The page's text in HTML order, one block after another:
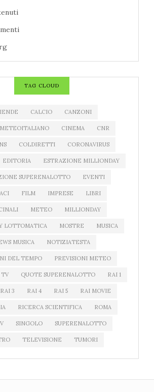
TAG CLOUD
CALCIO CANZONI
CINEMA CNR
COLDIRETTI CORONAVIRUS
EDITORIA ESTRAZIONE MILLIONDAY
SUPERENALOTTO EVENTI
FILM IMPRESE LIBRI
METEO MILLIONDAY
LOTTOMATICA MOSTRE MUSICA
MUSICA NOTIZIATESTA
DEL TEMPO PREVISIONI METEO
TV QUOTE SUPERENALOTTO RAI 1
RAI 3 RAI 4 RAI 5 RAI MOVIE
RICERCA SCIENTIFICA ROMA
SINGOLO SUPERENALOTTO
TELEVISIONE TUMORI